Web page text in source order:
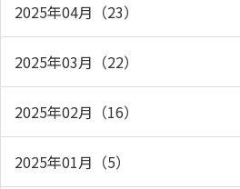
2025年04月（23）
2025年03月（22）
2025年02月（16）
2025年01月（5）